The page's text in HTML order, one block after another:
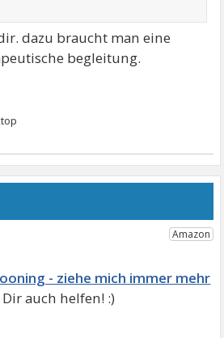
dazu braucht man eine
begleitung.
- ziehe mich immer mehr